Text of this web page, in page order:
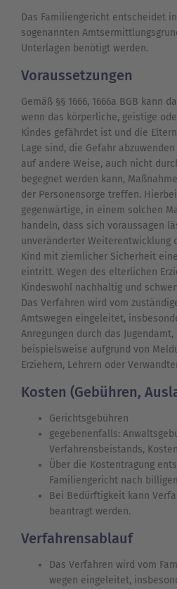
Das Familiengericht entscheidet
sogenannten
Unterlagen benötigt werden.
Voraussetzungen
Gemäß §§ 1666, 1666a BGB kann
wenn das körperliche, geistige
Kindes gefährdet ist und die
Lage sind, die Gefahr
auf andere Weise, auch nicht
begegnet werden kann,
der Personensorge treffen.
gegenwärtige, in einem solchen
handeln, dass sich voraussagen
unveränderter Weiterentwicklung
Kind mit ziemlicher Sicherheit
eintritt. Wegen des elterlichen
Kindeswohl nachhaltig und
Das Verfahren wird vom
Amtswegen eingeleitet,
Anregungen durch das
beispielsweise aufgrund von
Erziehern, Lehrern oder
Kosten (Gebühren,
Gerichtsgebühren
gegebenenfalls:
Verfahrensbeistands,
Über die Kostentragung
Familiengericht nach
Bei Bedürftigkeit kann
beantragt werden.
Verfahrensablauf
Das Verfahren wird vom
wegen eingeleitet,